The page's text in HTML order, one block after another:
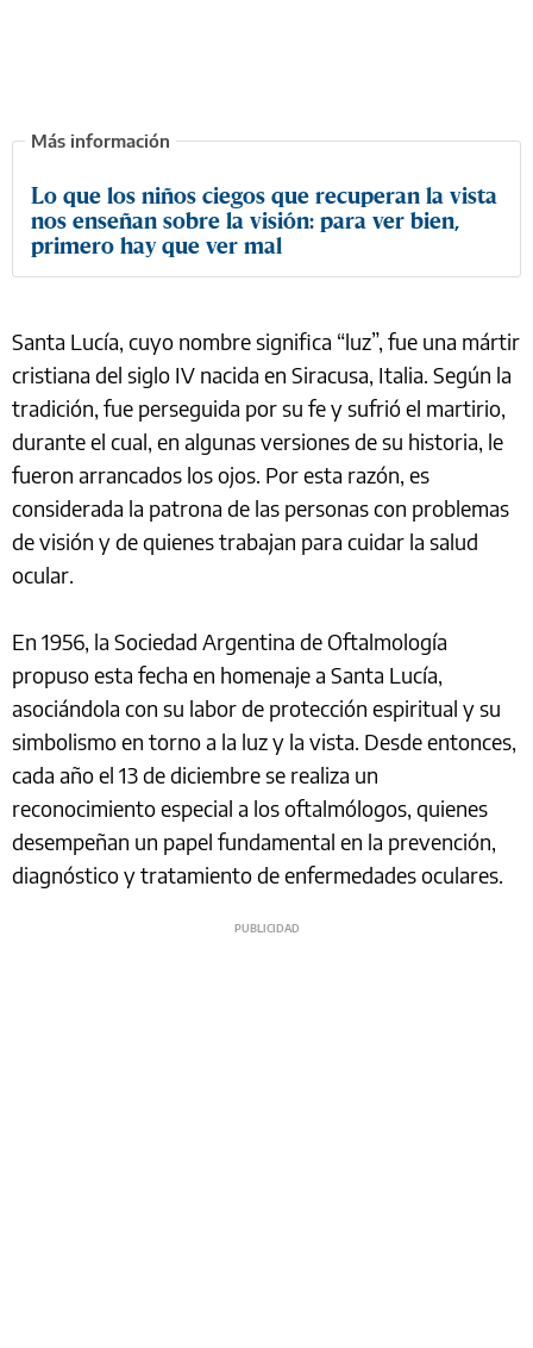
Lo que los niños ciegos que recuperan la vista
nos enseñan sobre la visión: para ver bien,
primero hay que ver mal
Santa Lucía, cuyo nombre significa “luz”, fue una mártir
cristiana del siglo IV nacida en Siracusa, Italia. Según la
tradición, fue perseguida por su fe y sufrió el martirio,
durante el cual, en algunas versiones de su historia, le
fueron arrancados los ojos. Por esta razón, es
considerada la patrona de las personas con problemas
de visión y de quienes trabajan para cuidar la salud
ocular.
En 1956, la Sociedad Argentina de Oftalmología
propuso esta fecha en homenaje a Santa Lucía,
asociándola con su labor de protección espiritual y su
simbolismo en torno a la luz y la vista. Desde entonces,
cada año el 13 de diciembre se realiza un
reconocimiento especial a los oftalmólogos, quienes
desempeñan un papel fundamental en la prevención,
diagnóstico y tratamiento de enfermedades oculares.